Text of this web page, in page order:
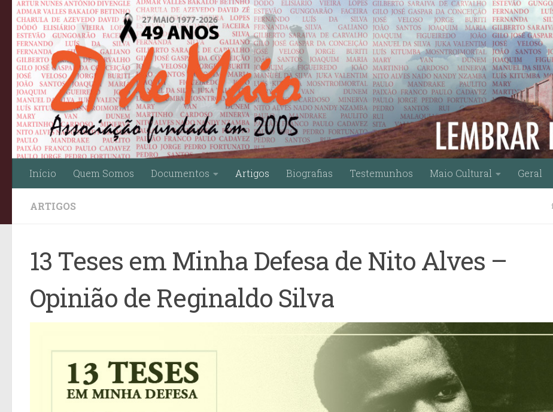
Skip to content
Início Quem Somos Documentos Artigos Biografias Testemunhos Maio Cultural Geral
ARTIGOS
13 Teses em Minha Defesa de Nito Alves –
Opinião de Reginaldo Silva